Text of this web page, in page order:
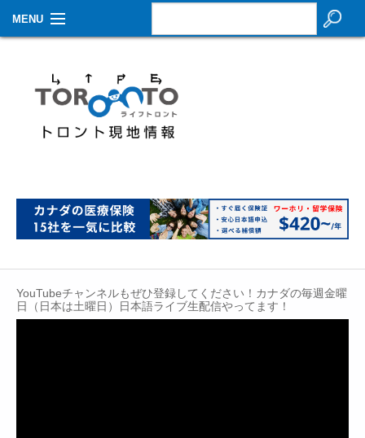
MENU
生活情報
その他
イベントカレンダー
About Us
YouTubeチャンネルもぜひ登録してください！カナダの毎週金曜
日（日本は土曜日）日本語ライブ生配信やってます！